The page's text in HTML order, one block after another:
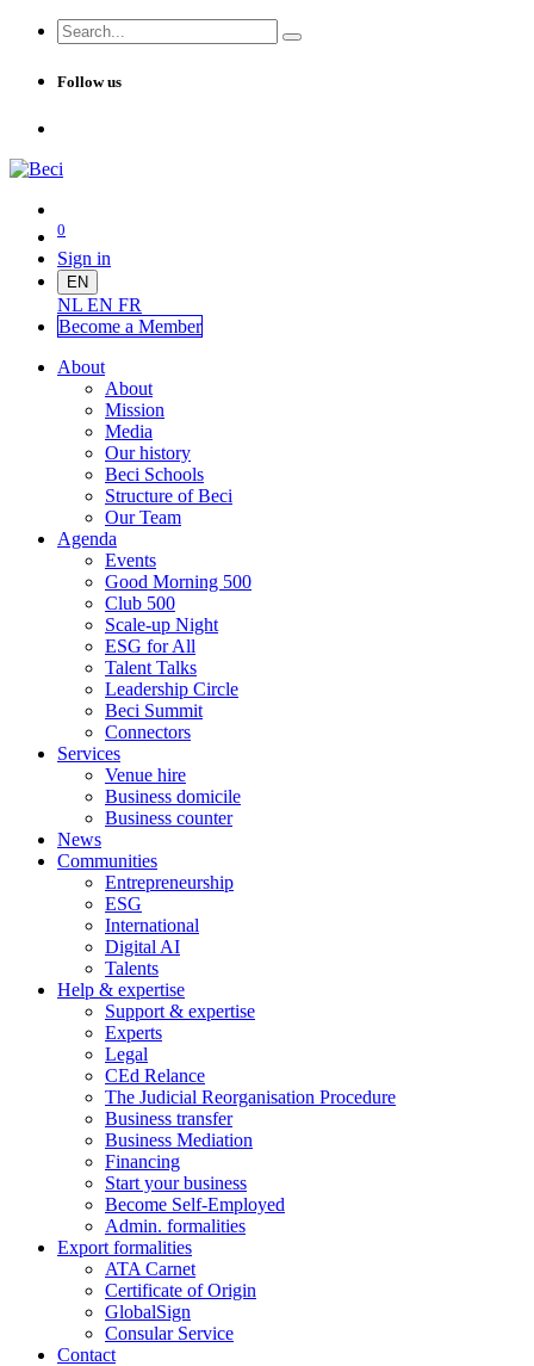
Follow us
0
Sign in
EN
NL EN FR
Become a Member
About
About
Mission
Media
Our history
Beci Schools
Structure of Beci
Our Team
Agenda
Events
Good Morning 500
Club 500
Scale-up Night
ESG for All
Talent Talks
Leadership Circle
Beci Summit
Connectors
Services
Venue hire
Business domicile
Business counter
News
Communities
Entrepreneurship
ESG
International
Digital AI
Talents
Help & expertise
Support & expertise
Experts
Legal
CEd Relance
The Judicial Reorganisation Procedure
Business transfer
Business Mediation
Financing
Start your business
Become Self-Employed
Admin. formalities
Export formalities
ATA Carnet
Certificate of Origin
GlobalSign
Consular Service
Contact